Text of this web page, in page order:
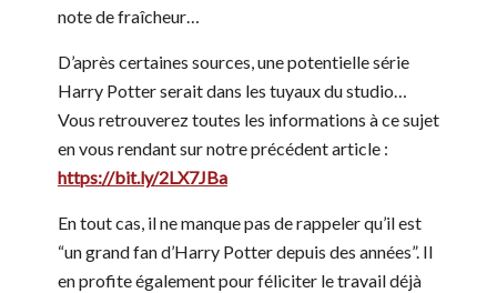
note de fraîcheur…
D’après certaines sources, une potentielle série
Harry Potter serait dans les tuyaux du studio…
Vous retrouverez toutes les informations à ce sujet
en vous rendant sur notre précédent article :
https://bit.ly/2LX7JBa
En tout cas, il ne manque pas de rappeler qu’il est
“un grand fan d’Harry Potter depuis des années”. Il
en profite également pour féliciter le travail déjà